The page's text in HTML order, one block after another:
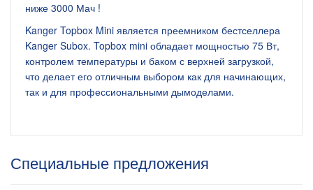
ниже 3000 Мач !
Kanger Topbox Mini является преемником бестселлера
Kanger Subox. Topbox mini обладает мощностью 75 Вт,
контролем температуры и баком с верхней загрузкой,
что делает его отличным выбором как для начинающих,
так и для профессиональными дымоделами.
Специальные предложения